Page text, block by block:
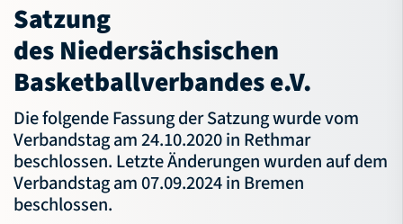
Satzung
des Niedersächsischen
Basketballverbandes e.V.
Die folgende Fassung der Satzung wurde vom
Verbandstag am 24.10.2020 in Rethmar
beschlossen. Letzte Änderungen wurden auf dem
Verbandstag am 07.09.2024 in Bremen
beschlossen.
Bildung
NBV-Jugend
Service
Verband
Amtliche Mitteilungen
Ehrungen